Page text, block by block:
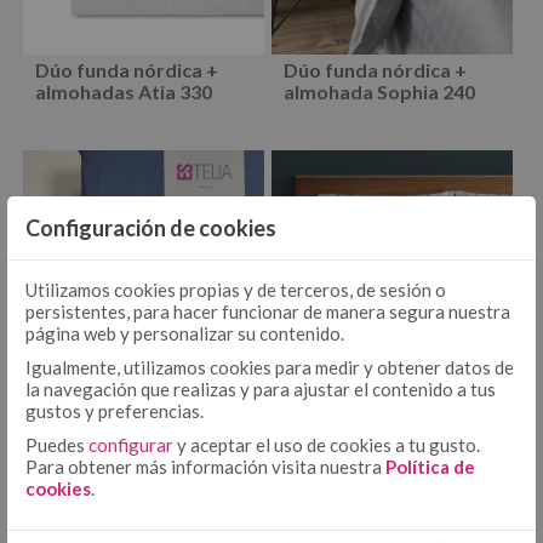
EDREDONES 500 GR
COLCHA - CUBRECAMA
ENCIMERA
ENCIMERA ALGODÓN
ENCIMERA 50/50
BAJERA AJUSTABLE
BAJERA AJUSTABLE 50/50
FUNDA NÓRDICA
FUNDA NÓRDICA ALGODÓN
FUNDA NÓRDICA 50/50
FUNDA NÓRDICA ESTAMPADA
FUNDA DE ALMOHADA
FUNDA DE ALMOHADA ALGODÓN
FUNDA DE ALMOHADA ESTAMPADA
COJÍN ALGODÓN
Dúo funda nórdica +
almohadas Atia 330
Dúo funda nórdica +
almohada Sophia 240
Dúo funda nórdica +
almohada Cris 200H
Dúo de funda nórdica +
almohadas Rita 200
Configuración de cookies
Utilizamos cookies propias y de terceros, de sesión o
persistentes, para hacer funcionar de manera segura nuestra
página web y personalizar su contenido.
Igualmente, utilizamos cookies para medir y obtener datos de
la navegación que realizas y para ajustar el contenido a tus
gustos y preferencias.
Puedes configurary aceptar el uso de cookies a tu gusto.
Para obtener más información visita nuestra Política de
cookies